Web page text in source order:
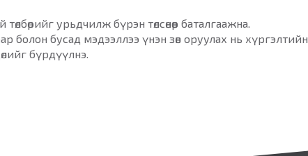
урьдчилж бүрэн төлсөнөөр баталгаажна.
болон бусад мэдээллээ үнэн зөв оруулах нь хүргэлтийн
бүрдүүлнэ.